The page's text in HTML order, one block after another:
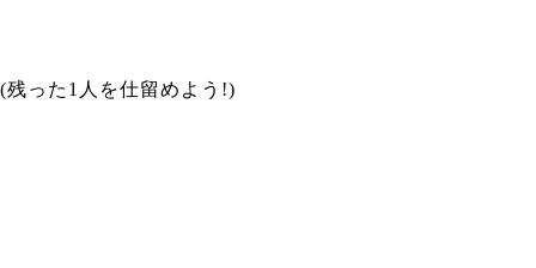
(残った1人を仕留めよう!)